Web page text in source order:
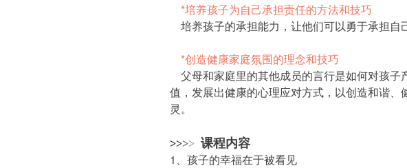
*培养孩子为自己承担责任的方法和技巧
培养孩子的承担能力，让他们可以勇于承担自
*创造健康家庭氛围的理念和技巧
父母和家庭里的其他成员的言行是如何对孩子
值，发展出健康的心理应对方式，以创造和谐
灵。
>>>> 课程内容
1、孩子的幸福在于被看见